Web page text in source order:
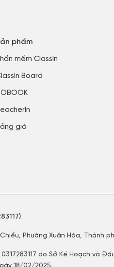
phẩm
mềm ClassIn
Board
giá
Phường Xuân Hòa, Thành
do Sở Kế Hoạch và